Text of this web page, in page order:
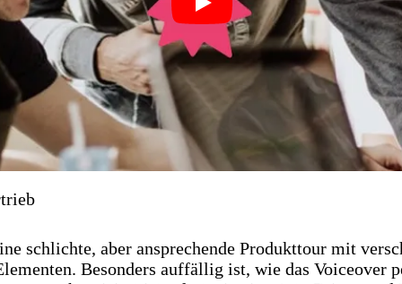
Play
schlichte, aber ansprechende Produkttour mit
Besonders auffällig ist, wie das Voiceover